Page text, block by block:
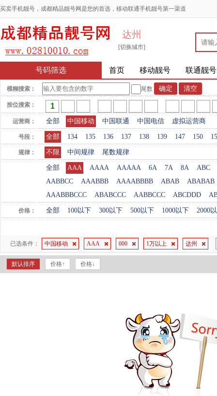
买卖手机靓号，成都精品靓号网是您的首选，移动联通手机靓号第一渠道
达州
[切换城市]
号码筛选 首页 移动靓号 联通靓号
模糊搜索： 尾数
按位搜索：
运营商： 全部 中国移动 中国联通 中国电信 虚拟运营商
号段： 全部 134 135 136 137 138 139 147 150
规律： 不限 中间规律 尾数规律
全部 AAA AAAA AAAAA 6A 7A 8A
ABC
AABBCC
AAABBB AAAABBBB ABAB
ABABAB
AAABBBCCC
ABABCCC AABBCCC ABCDDD
价格： 全部 100以下 300以下 500以下 1000以下 2000
已选条件： 中国移动 AAA 000 1万以上 达州
默认排序 价格↑ 价格↓